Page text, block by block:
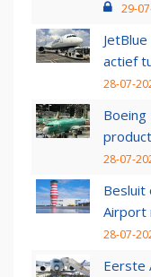
29-
actief
28-07-
28-07-
Besluit
Airport
28-07-
Eerste